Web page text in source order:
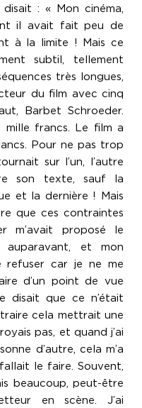
: « Mon cinéma,
il avait fait peu de
à la limite ! Mais ce
subtil, tellement
très longues,
du film avec cinq
Barbet Schroeder.
mille francs. Le film a
Pour ne pas trop
sur l’un, l’autre
son texte, sauf la
et la dernière ! Mais
que ces contraintes
m’avait proposé le
et mon
refuser car je ne me
d’un point de vue
disait que ce n’était
cela mettrait une
pas, et quand j’ai
d’autre, cela m’a
le faire. Souvent,
beaucoup, peut-être
en scène. J’ai